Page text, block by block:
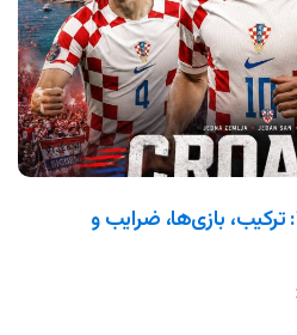
کرواسی در جام جهانی ۲۰۲۶: ترکیب، بازی‌ها، ضرایب و